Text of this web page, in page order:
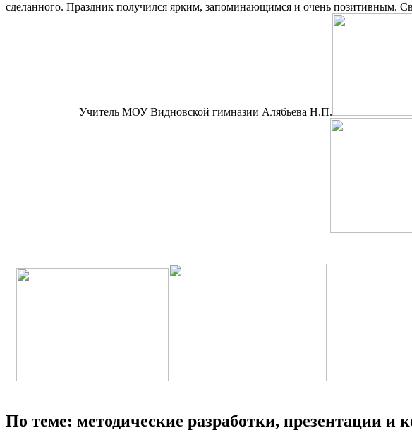
сделанного. Праздник получился ярким, запоминающимся и очень позитивным.
Учитель МОУ Видновской гимназии Алябьева Н.П.
По теме: методические разработки, презентации и